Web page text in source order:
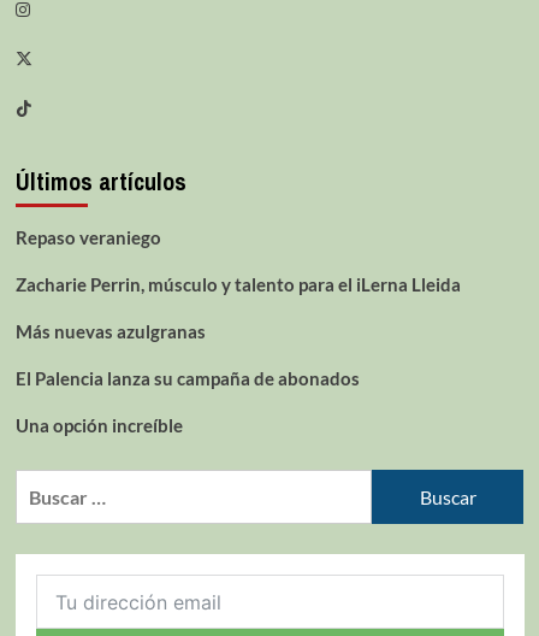
Últimos artículos
Repaso veraniego
Zacharie Perrin, músculo y talento para el iLerna Lleida
Más nuevas azulgranas
El Palencia lanza su campaña de abonados
Una opción increíble